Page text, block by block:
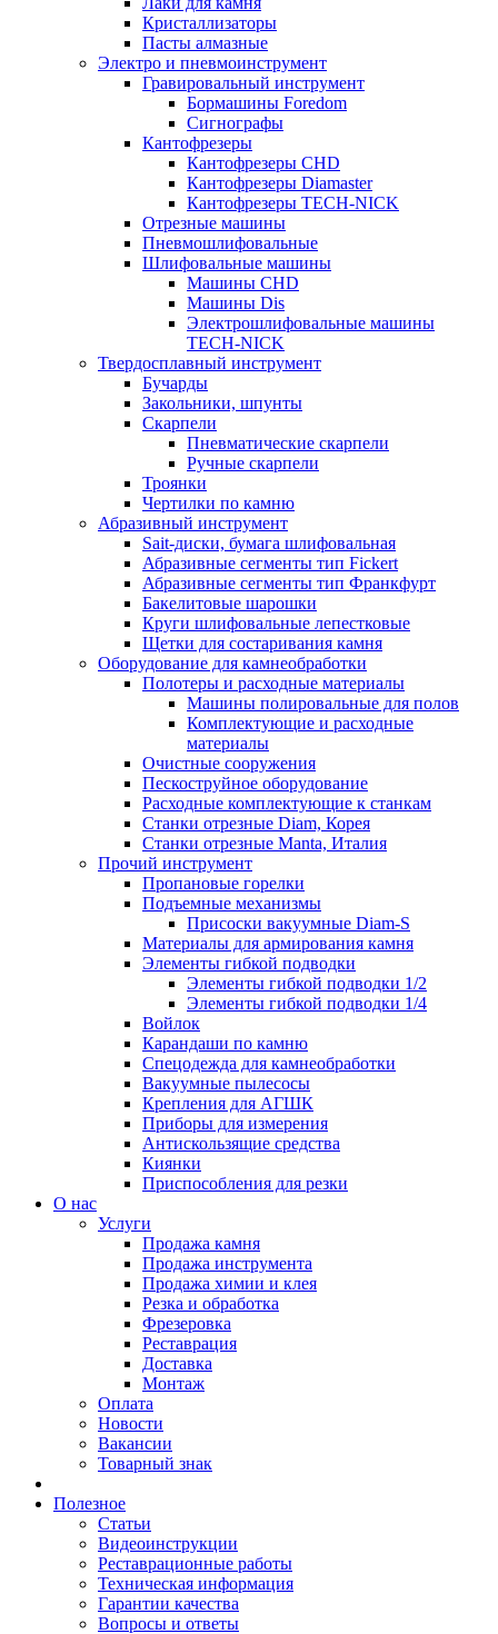
Кристаллизаторы
Пасты алмазные
Электро и пневмоинструмент
Гравировальный инструмент
Бормашины Foredom
Сигнографы
Кантофрезеры
Кантофрезеры CHD
Кантофрезеры Diamaster
Кантофрезеры TECH-NICK
Отрезные машины
Пневмошлифовальные
Шлифовальные машины
Машины CHD
Машины Dis
Электрошлифовальные машины
TECH-NICK
Твердосплавный инструмент
Бучарды
Закольники, шпунты
Скарпели
Пневматические скарпели
Ручные скарпели
Троянки
Чертилки по камню
Абразивный инструмент
Sait-диски, бумага шлифовальная
Абразивные сегменты тип Fickert
Абразивные сегменты тип Франкфурт
Бакелитовые шарошки
Круги шлифовальные лепестковые
Щетки для состаривания камня
Оборудование для камнеобработки
Полотеры и расходные материалы
Машины полировальные для полов
Комплектующие и расходные
материалы
Очистные сооружения
Пескоструйное оборудование
Расходные комплектующие к станкам
Станки отрезные Diam, Корея
Станки отрезные Manta, Италия
Прочий инструмент
Пропановые горелки
Подъeмные механизмы
Присоски вакуумные Diam-S
Материалы для армирования камня
Элементы гибкой подводки
Элементы гибкой подводки 1/2
Элементы гибкой подводки 1/4
Войлок
Карандаши по камню
Спецодежда для камнеобработки
Вакуумные пылесосы
Крепления для АГШК
Приборы для измерения
Антискользящие средства
Киянки
Приспособления для резки
О нас
Услуги
Продажа камня
Продажа инструмента
Продажа химии и клея
Резка и обработка
Фрезеровка
Реставрация
Доставка
Монтаж
Оплата
Новости
Вакансии
Товарный знак
Полезное
Статьи
Видеоинструкции
Реставрационные работы
Техническая информация
Гарантии качества
Вопросы и ответы